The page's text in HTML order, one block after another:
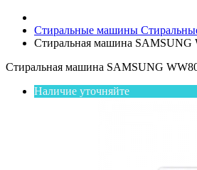
Стиральные машины
Стиральная машина SAMSUNG
Стиральная машина SAMSUNG
Наличие уточняйте